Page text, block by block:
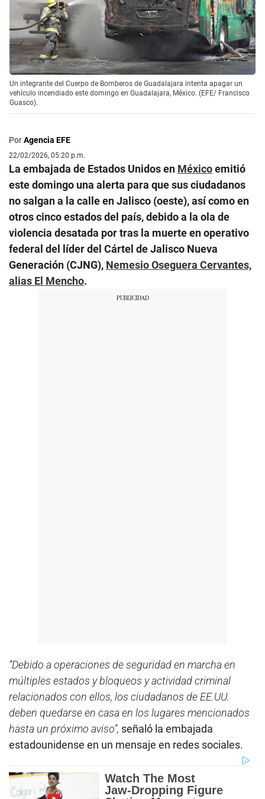
Un integrante del Cuerpo de Bomberos de Guadalajara intenta apagar un
vehículo incendiado este domingo en Guadalajara, México. (EFE/ Francisco
Guasco).
PorAgencia EFE
22/02/2026, 05:20 p.m.
La embajada de Estados Unidos en Méxicoemitió
este domingo una alerta para que sus ciudadanos
no salgan a la calle en Jalisco (oeste), así como en
otros cinco estados del país, debido a la ola de
violencia desatada por tras la muerte en operativo
federal del líder del Cártel de Jalisco Nueva
Generación (CJNG), Nemesio Oseguera Cervantes,
alias El Mencho.
“Debido a operaciones de seguridad en marcha en
múltiples estados y bloqueos y actividad criminal
relacionados con ellos, los ciudadanos de EE.UU.
deben quedarse en casa en los lugares mencionados
hasta un próximo aviso”, señaló la embajada
estadounidense en un mensaje en redes sociales.